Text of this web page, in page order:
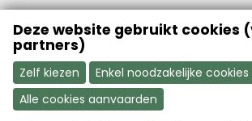
VFB is a member of
Deze website gebruikt cookies
partners)
Zelf kiezen
Enkel noodzakelijke cookies
Alle cookies aanvaarden